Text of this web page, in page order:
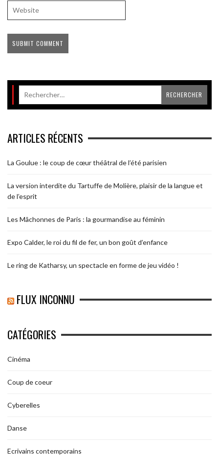
ARTICLES RÉCENTS
La Goulue : le coup de cœur théâtral de l’été parisien
La version interdite du Tartuffe de Molière, plaisir de la langue et
de l’esprit
Les Mâchonnes de Paris : la gourmandise au féminin
Expo Calder, le roi du fil de fer, un bon goût d’enfance
Le ring de Katharsy, un spectacle en forme de jeu vidéo !
FLUX INCONNU
CATÉGORIES
Cinéma
Coup de coeur
Cyberelles
Danse
Ecrivains contemporains